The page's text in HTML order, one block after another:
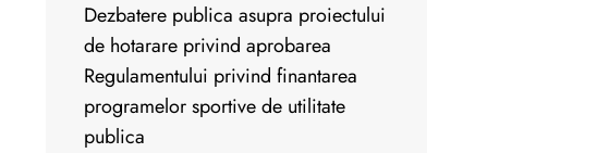
Dezbatere publica asupra proiectului
de hotarare privind aprobarea
Regulamentului privind finantarea
programelor sportive de utilitate
publica